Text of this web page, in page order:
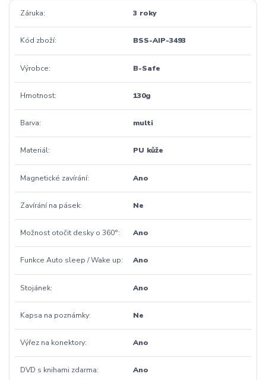
Záruka 3 roky
Kód zboží BSS-AIP-3493
Výrobce B-Safe
Hmotnost 130g
Barva multi
Materiál PU kůže
Magnetické zavírání Ano
Zavírání na pásek Ne
Možnost otočit desky o 360° Ano
Funkce Auto sleep / Wake up Ano
Stojánek Ano
Kapsa na poznámky Ne
Výřez na konektory Ano
DVD s knihami zdarma Ano